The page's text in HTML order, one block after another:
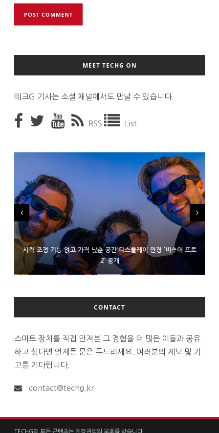
MEET TECHG ON
테크G 기사는 소셜 채널에서도 만날 수 있습니다.
RSS List
시력 조정 기능 얹고 가격 낮춘 공간 디스플레이 안경 ‘비추어 프로
2’ 공개
D램 부족에 10억달러어치 아이폰18 프로세서 패키징 대기 중
300~400달러 반지형 스피커 준비하는 오픈AI
CONTACT
스마트 장치를 직접 만져본 그 경험을 더 많은 이들과 공유
하고 싶다면 언제든 문은 두드리세요. 여러분의 제보 및 기
고를 기다립니다.
contact@techg.kr
TECHG의 모든 콘텐츠는 저작권법의 보호를 받습니다.